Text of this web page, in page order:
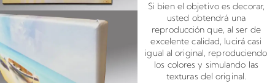
Si bien el objetivo es decorar,
usted obtendrá una
reproducción que, al ser de
excelente calidad, lucirá casi
igual al original, reproduciendo
los colores y simulando las
texturas del original.